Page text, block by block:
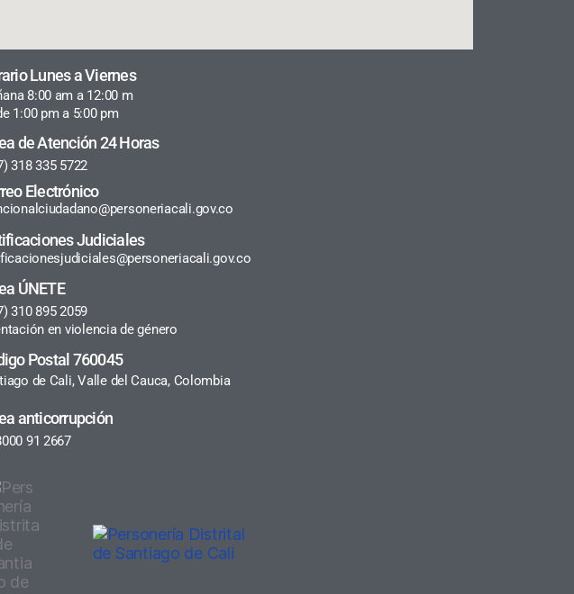
Lunes a Viernes
8:00 am a 12:00 m
1:00 pm a 5:00 pm
de Atención 24 Horas
318 335 5722
Electrónico
Judiciales
ÚNETE
310 895 2059
en violencia de género
Postal 760045
de Cali, Valle del Cauca, Colombia
anticorrupción
91 2667